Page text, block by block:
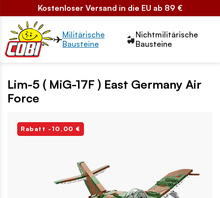
Kostenloser Versand in die EU ab 89 €
Przełącznik segmentów2
Militärische
Bausteine
Nichtmilitärische
Bausteine
Lim-5 ( MiG-17F ) East Germany Air
Force
Rabatt -10,00 €